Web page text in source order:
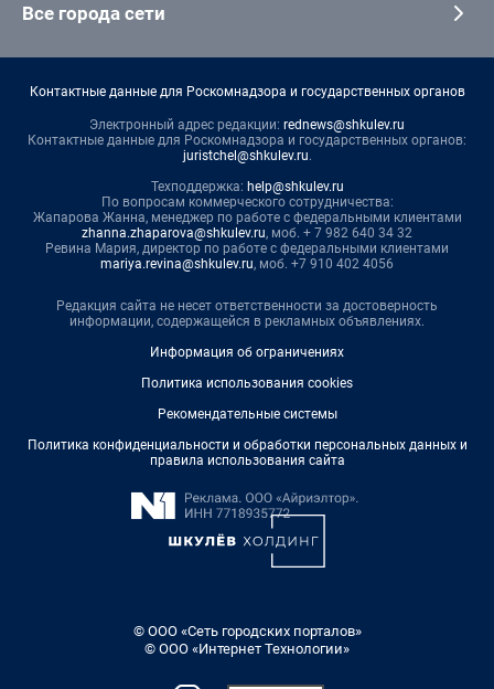
Все города сети
Контактные данные для Роскомнадзора и государственных органов
Электронный адрес редакции: rednews@shkulev.ru
Контактные данные для Роскомнадзора и государственных органов:
juristchel@shkulev.ru.
Техподдержка: help@shkulev.ru
По вопросам коммерческого сотрудничества:
Жапарова Жанна, менеджер по работе с федеральными клиентами
zhanna.zhaparova@shkulev.ru, моб. + 7 982 640 34 32
Ревина Мария, директор по работе с федеральными клиентами
mariya.revina@shkulev.ru, моб. +7 910 402 4056
Редакция сайта не несет ответственности за достоверность
информации, содержащейся в рекламных объявлениях.
Информация об ограничениях
Политика использования cookies
Рекомендательные системы
Политика конфиденциальности и обработки персональных данных и
правила использования сайта
© ООО «Сеть городских порталов»
© ООО «Интернет Технологии»